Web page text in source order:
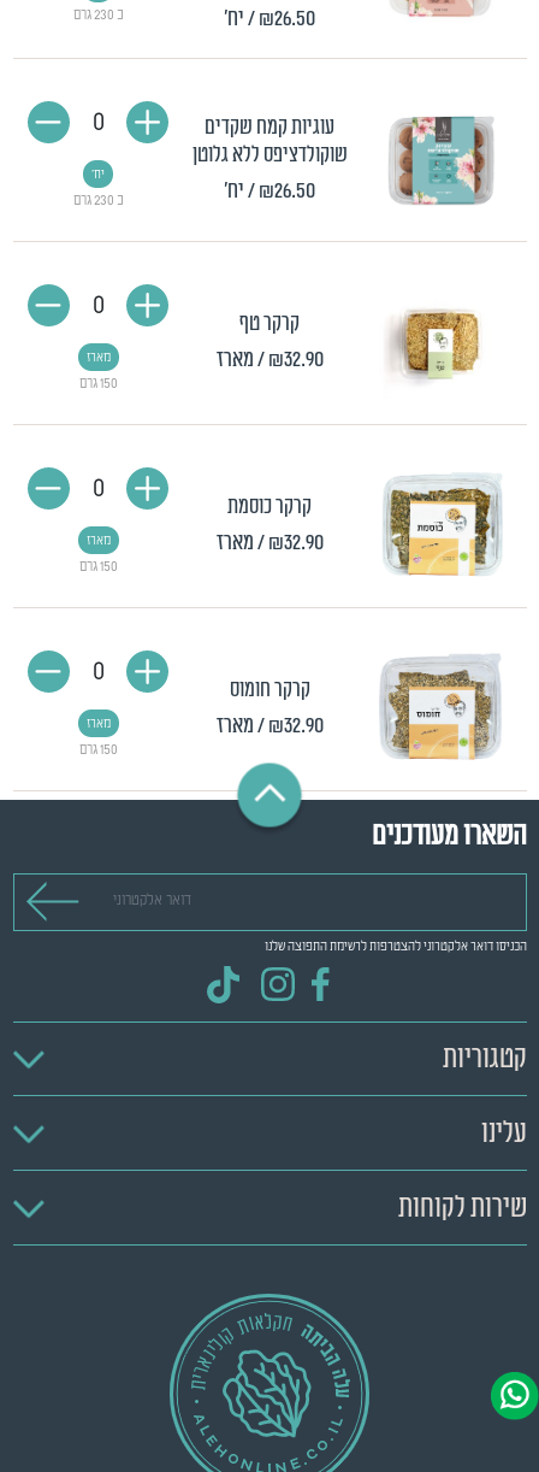
₪26.50/ יח' כ 230 גרם
עוגיות קמח שקדים
שוקולדציפס ללא גלוטן
₪26.50/ יח' כ 230 גרם
יח'
0
קרקר טף
₪32.90 / מארז
150 גרם
מארז
0
קרקר כוסמת
₪32.90 / מארז
150 גרם
מארז
0
קרקר חומוס
₪32.90 / מארז
150 גרם
מארז
0
השארו מעודכנים
הכניסו דואר אלקטרוני להצטרפות לרשימת התפוצה שלנו
קטגוריות
עלינו
שירות לקוחות